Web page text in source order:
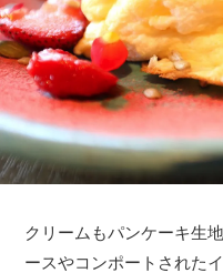
クリームもパンケーキ生
ースやコンポートされた